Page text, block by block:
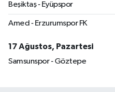
Beşiktaş - Eyüpspor
Amed - Erzurumspor FK
17 Ağustos, Pazartesi
Samsunspor - Göztepe